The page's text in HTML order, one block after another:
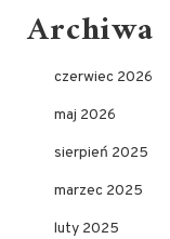
Archiwa
czerwiec 2026
maj 2026
sierpień 2025
marzec 2025
luty 2025